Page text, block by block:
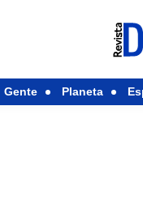
Gente Planeta